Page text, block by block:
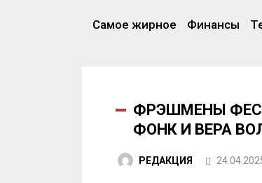
Самое жирное Финансы
ФРЭШМЕНЫ
ФОНК И ВЕРА
РЕДАКЦИЯ